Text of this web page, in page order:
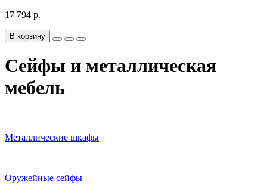
17 794 р.
В корзину
Сейфы и металлическая
мебель
Металлические шкафы
Оружейные сейфы